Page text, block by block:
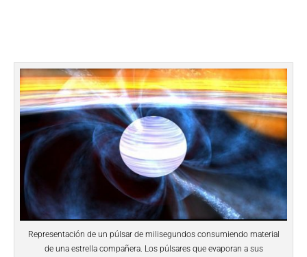
Representación de un púlsar de milisegundos consumiendo material
de una estrella compañera. Los púlsares que evaporan a sus